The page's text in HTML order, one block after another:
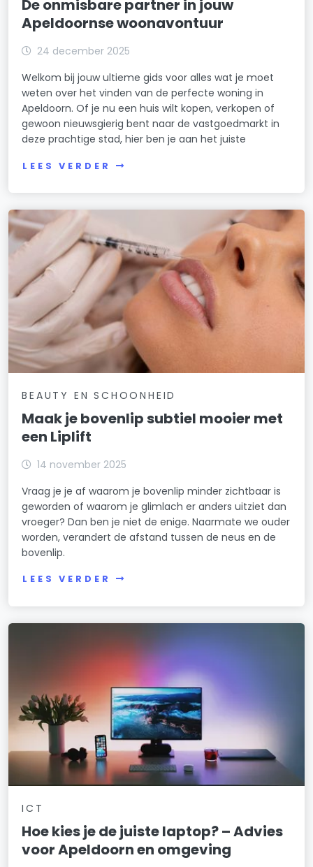
De onmisbare partner in jouw
Apeldoornse woonavontuur
24 december 2025
Welkom bij jouw ultieme gids voor alles wat je moet
weten over het vinden van de perfecte woning in
Apeldoorn. Of je nu een huis wilt kopen, verkopen of
gewoon nieuwsgierig bent naar de vastgoedmarkt in
deze prachtige stad, hier ben je aan het juiste
LEES VERDER
BEAUTY EN SCHOONHEID
Maak je bovenlip subtiel mooier met
een Liplift
14 november 2025
Vraag je je af waarom je bovenlip minder zichtbaar is
geworden of waarom je glimlach er anders uitziet dan
vroeger? Dan ben je niet de enige. Naarmate we ouder
worden, verandert de afstand tussen de neus en de
bovenlip.
LEES VERDER
ICT
Hoe kies je de juiste laptop? – Advies
voor Apeldoorn en omgeving